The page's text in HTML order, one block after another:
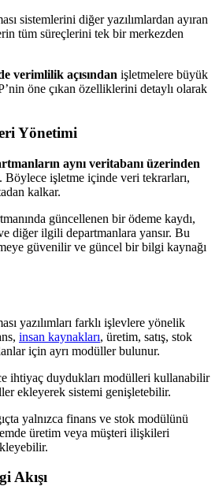
sistemlerini diğer yazılımlardan ayıran
tüm süreçlerini tek bir merkezden
verimlilik açısından işletmelere büyük
öne çıkan özelliklerini detaylı olarak
Yönetimi
aynı veritabanı üzerinden
. Böylece işletme içinde veri tekrarları,
kalkar.
güncellenen bir ödeme kaydı,
diğer ilgili departmanlara yansır. Bu
güvenilir ve güncel bir bilgi kaynağı
yazılımları farklı işlevlere yönelik
insan kaynakları, üretim, satış, stok
için ayrı modüller bulunur.
ihtiyaç duydukları modülleri kullanabilir
ekleyerek sistemi genişletebilir.
yalnızca finans ve stok modülünü
üretim veya müşteri ilişkileri
Akışı